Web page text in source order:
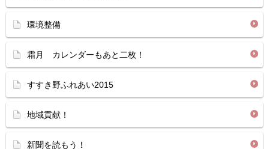
環境整備
霜月 カレンダーもあと二枚！
すすき野ふれあい2015
地域貢献！
新聞を読もう！